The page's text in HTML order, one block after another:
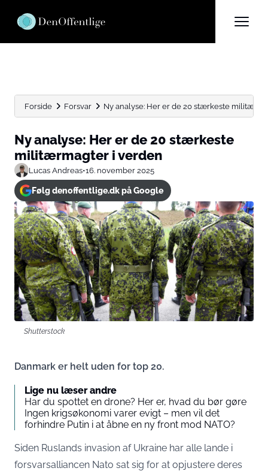
Forside Forsvar Ny analyse: Her er de 20 stærkeste
Ny analyse: Her er de 20 stærkeste
militærmagter i verden
Lucas Andreas•16. november 2025
Følg denoffentlige.dk på Google
Shutterstock
Danmark er helt uden for top 20.
Lige nu læser andre
Har du spottet en drone? Her er, hvad du bør gøre
Ingen krigsøkonomi varer evigt – men vil det
forhindre Putin i at åbne en ny front mod NATO?
Siden Ruslands invasion af Ukraine har alle lande i
forsvarsalliancen Nato sat sig for at opjustere deres